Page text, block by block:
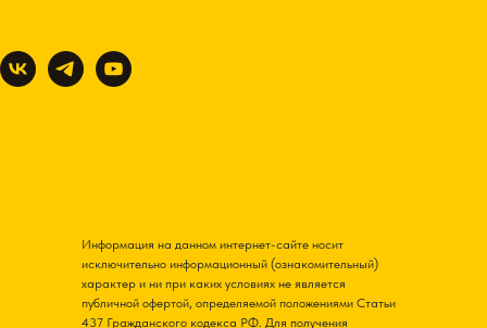
Информация на данном интернет-сайте носит
исключительно информационный (ознакомительный)
характер и ни при каких условиях не является
публичной офертой, определяемой положениями Статьи
437 Гражданского кодекса РФ. Для получения